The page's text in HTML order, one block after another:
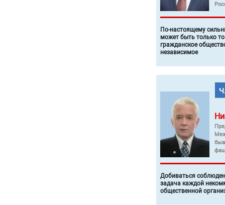
По-настоящему
может быть только
гражданское
независимое
Добиваться
задача каждой
общественной